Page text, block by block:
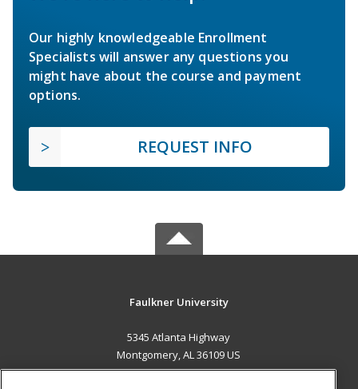
Our highly knowledgeable Enrollment
Specialists will answer any questions you
might have about the course and payment
options.
REQUEST INFO
Faulkner University
5345 Atlanta Highway
Montgomery, AL 36109 US